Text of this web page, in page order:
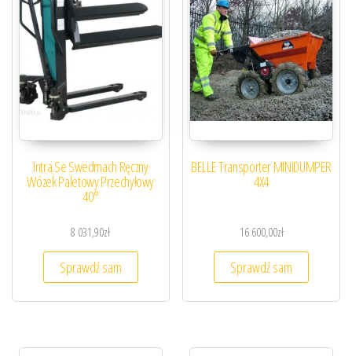
Intra.Se Swedmach Ręczny
Wózek Paletowy Przechyłowy
40°
8 031,90zł
Sprawdź sam
BELLE Transporter MINIDUMPER
4X4
16 600,00zł
Sprawdź sam